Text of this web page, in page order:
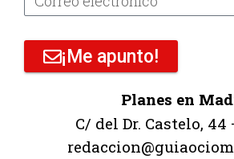
¡Me apunto!
Planes en
C/ del Dr. Castelo,